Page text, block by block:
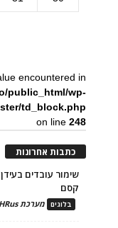
encountered in
public_html/wp-
td_block.php
on line248
כתבות אחרונות
קסם
בלוגים מערכת HRus